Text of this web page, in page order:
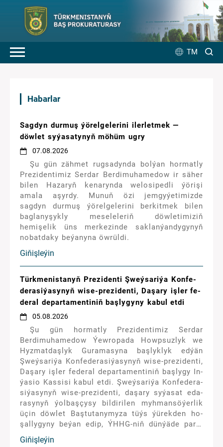
TM
Habarlar
Sagdyn durmuş ýörelgelerini ilerletmek —
döwlet syýasatynyň möhüm ugry
07.08.2026
Şu gün zähmet rugsadynda bolýan hormatly
Prezidentimiz Serdar Berdimuhamedow ir säher
bilen Hazaryň kenarynda welosipedli ýörişi
amala aşyrdy. Munuň özi jemgyýetimizde
sagdyn durmuş ýörelgelerini berkitmek bilen
baglanyşykly meseleleriň döwletimiziň
hemişelik üns merkezinde saklanýandygynyň
nobatdaky beýanyna öwrüldi.
Giňişleýin
Türk­me­nis­ta­nyň Prezidenti Şweý­sa­ri­ýa Kon­fe­
de­ra­si­ýa­sy­nyň wi­se-prezidenti, Da­şa­ry iş­ler fe­
de­ral de­par­ta­men­ti­niň baş­ly­gy­ny ka­bul et­di
05.08.2026
Şu gün hor­mat­ly Prezidentimiz Serdar
Berdimuhamedow Ýew­ro­pa­da Howp­suz­lyk we
Hyz­mat­daş­lyk Gu­ra­ma­sy­na baş­lyk­lyk ed­ýän
Şweý­sa­ri­ýa Kon­fe­de­ra­si­ýa­sy­nyň wi­se-prezidenti,
Da­şa­ry iş­ler fe­de­ral de­par­ta­men­ti­niň baş­ly­gy In­
ýa­sio Kas­si­si ka­bul et­di. Şweý­sa­ri­ýa Kon­fe­de­ra­
si­ýa­sy­nyň wi­se-prezidenti, da­şa­ry sy­ýa­sat eda­
ra­sy­nyň ýol­baş­çy­sy bil­di­ri­len myh­man­sö­ýer­lik
üçin döw­let Baş­tu­ta­ny­my­za tüýs ýü­rek­den ho­
şal­ly­gy­ny be­ýan edip, ÝHHG-niň dün­ýä­de pa­ra­
hat­çy­ly­gy we dur­nuk­ly ösü­şi üp­jün et­mä­ge gö­
nük­di­ri­len sy­ýa­sa­ty dur­mu­şa ge­çir­ýän Türk­me­
Giňişleýin